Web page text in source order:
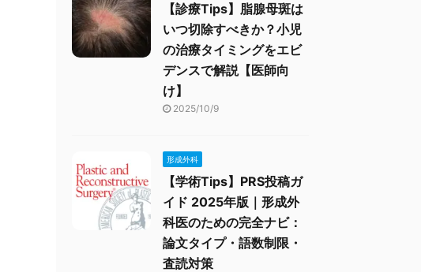
【診療Tips】脂腺母斑は
いつ切除すべきか？小児
の治療タイミングをエビ
デンスで解説【医師向
け】
2025/10/9
形成外科
【学術Tips】PRS投稿ガ
イド 2025年版｜形成外
科医のための完全ナビ：
論文タイプ・語数制限・
査読対策